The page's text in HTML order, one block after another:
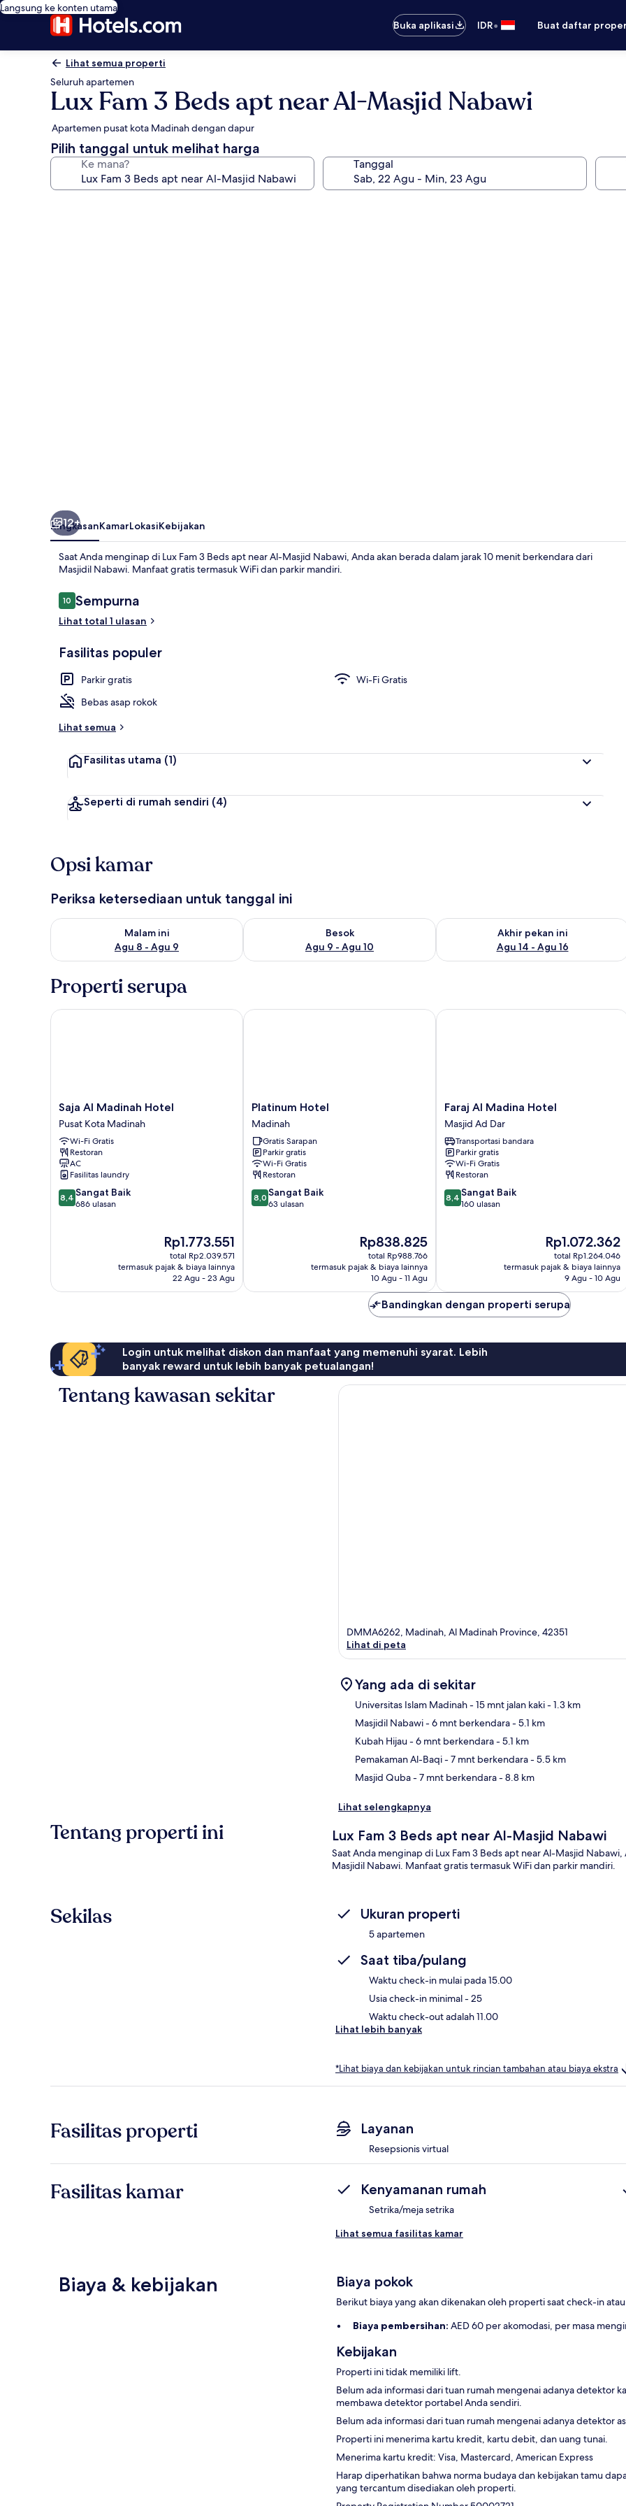
Langsung ke konten utama
Buka aplikasi
IDR• Buat daftar
Lihat semua properti
Seluruh apartemen
Lux Fam 3 Beds apt near Al-Masjid Nabawi
Apartemen pusat kota Madinah dengan dapur
Pilih tanggal untuk melihat harga
Ke mana? Tanggal
Pintu masuk interior
12+
RingkasanKamarLokasiKebijakan
Saat Anda menginap di Lux Fam 3 Beds apt near Al-Masjid Nabawi, Anda akan berada dalam jarak 10 menit berkendara dari
Masjidil Nabawi. Manfaat gratis termasuk WiFi dan parkir mandiri.
Ulasan
1010 dari 10
Sempurna
Lihat total 1 ulasan
Fasilitas populer
Parkir gratis
Wi-Fi Gratis
Bebas asap rokok
Lihat semua
Fasilitas utama (1)
Seperti di rumah sendiri (4)
Opsi kamar
Periksa ketersediaan untuk tanggal ini
Malam ini
Agu 8 - Agu 9
Periksa ketersediaan untuk malam ini Agu 8 - Agu 9
Besok
Agu 9 - Agu 10
Periksa ketersediaan untuk besok Agu 9 - Agu 10
Akhir pekan ini
Agu 14 - Agu 16
Periksa ketersediaan untuk akhir
Properti serupa
Saja
Al
Madinah
Hotel
Pusat
Kota
Madinah
Saja Al Madinah Hotel
Pusat Kota Madinah
Wi-Fi Gratis
Restoran
AC
Fasilitas laundry
8.4
dari
8,4 Sangat Baik
686 ulasan
Harga
sekarang
Rp1.773.551
Rp1.773.551
total Rp2.039.571
termasuk pajak & biaya lainnya
22 Agu - 23 Agu
Saja Al Madinah Hotel
Platinum
Hotel
Madinah
Platinum Hotel
Madinah
Gratis Sarapan
Parkir gratis
Wi-Fi Gratis
Restoran
8.0
dari
8,0 Sangat Baik
63 ulasan
Harga
sekarang
Rp838.825
Rp838.825
total Rp988.766
termasuk pajak & biaya lainnya
10 Agu - 11 Agu
Platinum Hotel
Faraj
Al
Madina
Hotel
Masjid
Ad
Dar
Faraj Al Madina Hotel
Masjid Ad Dar
Transportasi bandara
Parkir gratis
Wi-Fi Gratis
Restoran
8.4
dari
8,4 Sangat Baik
160 ulasan
Harga
sekarang
Rp1.072.362
Rp1.072.362
total Rp1.264.046
termasuk pajak & biaya lainnya
9 Agu - 10 Agu
Faraj Al Madina Hotel
Bandingkan dengan properti serupa
Login untuk melihat diskon dan manfaat yang memenuhi syarat. Lebih
banyak reward untuk lebih banyak petualangan!
Tentang kawasan sekitar
DMMA6262, Madinah, Al Madinah Province, 42351
Lihat di peta
Yang ada di sekitar
Universitas Islam Madinah- 15 mnt jalan kaki- 1.3 km
Masjidil Nabawi- 6 mnt berkendara- 5.1 km
Kubah Hijau- 6 mnt berkendara- 5.1 km
Pemakaman Al-Baqi- 7 mnt berkendara- 5.5 km
Masjid Quba- 7 mnt berkendara- 8.8 km
Lihat selengkapnya
Tentang properti ini Lux Fam 3 Beds apt near Al-Masjid Nabawi
Saat Anda menginap di Lux Fam 3 Beds apt near Al-Masjid
Masjidil Nabawi. Manfaat gratis termasuk WiFi dan parkir mandiri.
Sekilas Ukuran properti
5 apartemen
Saat tiba/pulang
Waktu check-in mulai pada 15.00
Usia check-in minimal - 25
Waktu check-out adalah 11.00
Lihat lebih banyak
*Lihat biaya dan kebijakan untuk rincian tambahan atau biaya ekstra
Fasilitas properti Layanan
Resepsionis virtual
Fasilitas kamar Kenyamanan rumah
Setrika/meja setrika
Lihat semua fasilitas kamar
Biaya & kebijakan Biaya pokok
Berikut biaya yang akan dikenakan oleh properti saat check-in
Biaya pembersihan: AED 60 per akomodasi, per masa
Kebijakan
Properti ini tidak memiliki lift.
Belum ada informasi dari tuan rumah mengenai adanya detektor
membawa detektor portabel Anda sendiri.
Belum ada informasi dari tuan rumah mengenai adanya detektor
Properti ini menerima kartu kredit, kartu debit, dan uang tunai.
Menerima kartu kredit: Visa, Mastercard, American Express
Harap diperhatikan bahwa norma budaya dan kebijakan tamu
yang tercantum disediakan oleh properti.